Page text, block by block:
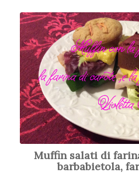
Muffin salati di
barbabietola,